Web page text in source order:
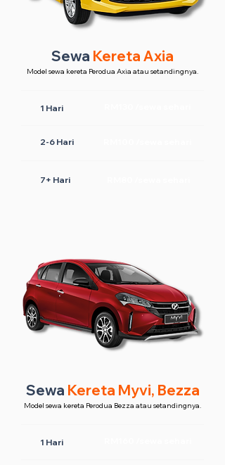
Sewa Kereta Axia
Model sewa kereta Perodua Axia atau setandingnya.
1 Hari
2-6 Hari
7+ Hari
Sewa Kereta Myvi, Bezza
Model sewa kereta Perodua Bezza atau setandingnya.
1 Hari